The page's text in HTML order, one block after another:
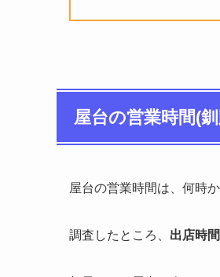
屋台の営業時間(
屋台の営業時間は、何時
調査したところ、 出店時